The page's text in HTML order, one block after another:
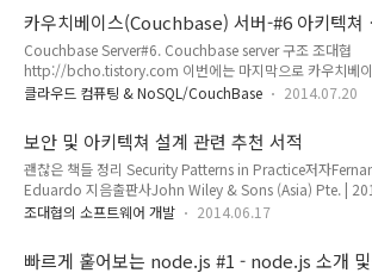
에 소스코드를 넣어서 돌리는 구조이다. IaaS의 경우 Linux나
Windows Server와 같은 OS를 VM 기반으로 제공하기 때문
직접 미들웨어를 설치해서 사용해야 하지만, PaaS의 경우 이
설치된 미들웨어 위에 코드만 돌리면되기 때문에, 아무래도
가 편리하다. 그러면 왜 PaaS인가?얼마전까지만 해도, 개발
이나 네이버와 같은 서비스..
카우치베이스(Couchbase) 서버-#6 아키텍쳐
조 살펴보기
Couchbase Server#6. Couchbase server 구조 조대협
http://bcho.tistory.com 이번에는 마지막으로 카우치베
의 아키텍쳐에 대해서 알아보도록 하자노드와 클러스터
이스 인스턴스로, 카우치 베이스는 여러 개의 노드로 이루어진
클러스터로 구성된다 클라이언트 SDK (Client SDK)프로그래
언어별로 카우치베이스에 접근하기 위한 API(SDK)를 제공
vBucket 개념카우치베이스는 실제데이타와 물리서버간의
을 vBucket이라는 것을 이용해서 관리한다. 카우치베이스는
vBucket이라는 단위로 관리 하는데. 키에 ..
클라우드 컴퓨팅 & NoSQL/CouchBase 2014.07.20
보안 및 아키텍쳐 설계 관련 추천 서적
괜찮은 책들 정리 Security Patterns in Practice저자
Eduardo 지음출판사John Wiley & Sons (Asia) Pte. |
과학/기술책소개Learn to combine security theory an...
좋음 Oauth 2.0 Identity and Access Management
조대협의 소프트웨어 개발 2014.06.17
빠르게 훝어보는 node.js #1 - node.js 소개 및